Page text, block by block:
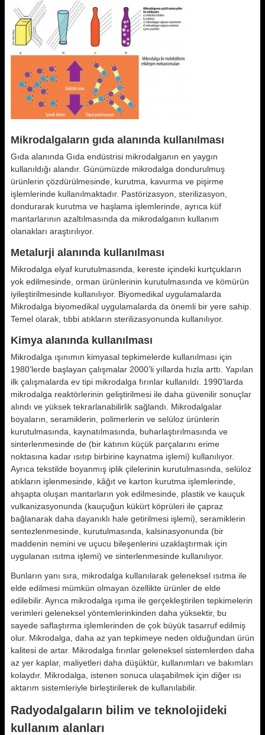
Mikrodalgaların gıda alanında kullanılması
Gıda alanında Gıda endüstrisi mikrodalganın en yaygın
kullanıldığı alandır. Günümüzde mikrodalga dondurulmuş
ürünlerin çözdürülmesinde, kurutma, kavurma ve pişirme
işlemlerinde kullanılmaktadır. Pastörizasyon, sterilizasyon,
dondurarak kurutma ve haşlama işlemlerinde, ayrıca küf
mantarlarının azaltılmasında da mikrodalganın kullanım
olanakları araştırılıyor.
Metalurji alanında kullanılması
Mikrodalga elyaf kurutulmasında, kereste içindeki kurtçukların
yok edilmesinde, orman ürünlerinin kurutulmasında ve kömürün
iyileştirilmesinde kullanılıyor. Biyomedikal uygulamalarda
Mikrodalga biyomedikal uygulamalarda da önemli bir yere sahip.
Temel olarak, tıbbi atıkların sterilizasyonunda kullanılıyor.
Kimya alanında kullanılması
Mikrodalga ışınımın kimyasal tepkimelerde kullanılması için
1980’lerde başlayan çalışmalar 2000’li yıllarda hızla arttı. Yapılan
ilk çalışmalarda ev tipi mikrodalga fırınlar kullanıldı. 1990’larda
mikrodalga reaktörlerinin geliştirilmesi ile daha güvenilir sonuçlar
alındı ve yüksek tekrarlanabilirlik sağlandı. Mikrodalgalar
boyaların, seramiklerin, polimerlerin ve selüloz ürünlerin
kurutulmasında, kaynatılmasında, buharlaştırılmasında ve
sinterlenmesinde de (bir katının küçük parçalarını erime
noktasına kadar ısıtıp birbirine kaynatma işlemi) kullanılıyor.
Ayrıca tekstilde boyanmış iplik çilelerinin kurutulmasında, selüloz
atıkların işlenmesinde, kâğıt ve karton kurutma işlemlerinde,
ahşapta oluşan mantarların yok edilmesinde, plastik ve kauçuk
vulkanizasyonunda (kauçuğun kükürt köprüleri ile çapraz
bağlanarak daha dayanıklı hale getirilmesi işlemi), seramiklerin
sentezlenmesinde, kurutulmasında, kalsinasyonunda (bir
maddenin nemini ve uçucu bileşenlerini uzaklaştırmak için
uygulanan ısıtma işlemi) ve sinterlenmesinde kullanılıyor.
Bunların yanı sıra, mikrodalga kullanılarak geleneksel ısıtma ile
elde edilmesi mümkün olmayan özellikte ürünler de elde
edilebilir. Ayrıca mikrodalga ışıma ile gerçekleştirilen tepkimelerin
verimleri geleneksel yöntemlerinkinden daha yüksektir, bu
sayede saflaştırma işlemlerinden de çok büyük tasarruf edilmiş
olur. Mikrodalga, daha az yan tepkimeye neden olduğundan ürün
kalitesi de artar. Mikrodalga fırınlar geleneksel sistemlerden daha
az yer kaplar, maliyetleri daha düşüktür, kullanımları ve bakımları
kolaydır. Mikrodalga, istenen sonuca ulaşabilmek için diğer ısı
aktarım sistemleriyle birleştirilerek de kullanılabilir.
Radyodalgaların bilim ve teknolojideki
kullanım alanları